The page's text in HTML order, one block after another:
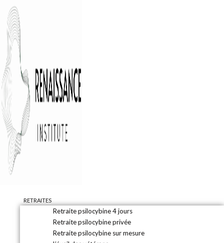
RETRAITES
Retraite psilocybine 4 jours
Retraite psilocybine privée
Retraite psilocybine sur mesure